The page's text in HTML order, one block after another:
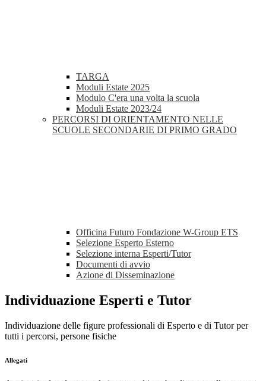
TARGA
Moduli Estate 2025
Modulo C'era una volta la scuola
Moduli Estate 2023/24
PERCORSI DI ORIENTAMENTO NELLE
SCUOLE SECONDARIE DI PRIMO GRADO
Officina Futuro Fondazione W-Group ETS
Selezione Esperto Esterno
Selezione interna Esperti/Tutor
Documenti di avvio
Azione di Disseminazione
Individuazione Esperti e Tutor
Individuazione delle figure professionali di Esperto e di Tutor per
tutti i percorsi, persone fisiche
Allegati